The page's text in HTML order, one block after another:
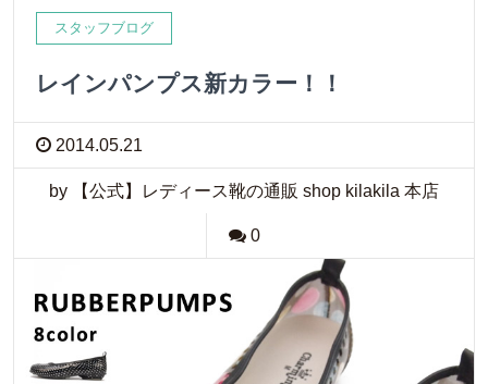
スタッフブログ
レインパンプス新カラー！！
2014.05.21
by 【公式】レディース靴の通販 shop kilakila 本店
0